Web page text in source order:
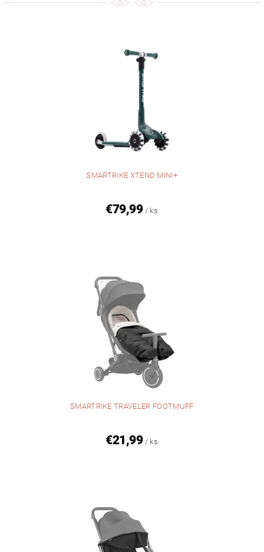
SMARTRIKE XTEND MINI+
€79,99 / ks
SMARTRIKE TRAVELER FOOTMUFF
€21,99 / ks